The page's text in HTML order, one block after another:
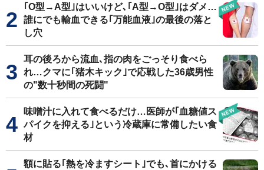
｢O型→A型｣はいいけど､｢A型→O型｣はダメ…
誰にでも輸血できる｢万能血液｣の最後の落と
し穴
耳の後ろから流血､指の肉をごっそり食べら
れ…クマに｢猪木キック｣で応戦した36歳男性
の"数十秒間の死闘"
味噌汁に入れて食べるだけ…医師が｢血糖値ス
パイクを抑える｣という冷蔵庫に常備したい食
材
額に貼る｢熱を冷ますシート｣でも､首にかける